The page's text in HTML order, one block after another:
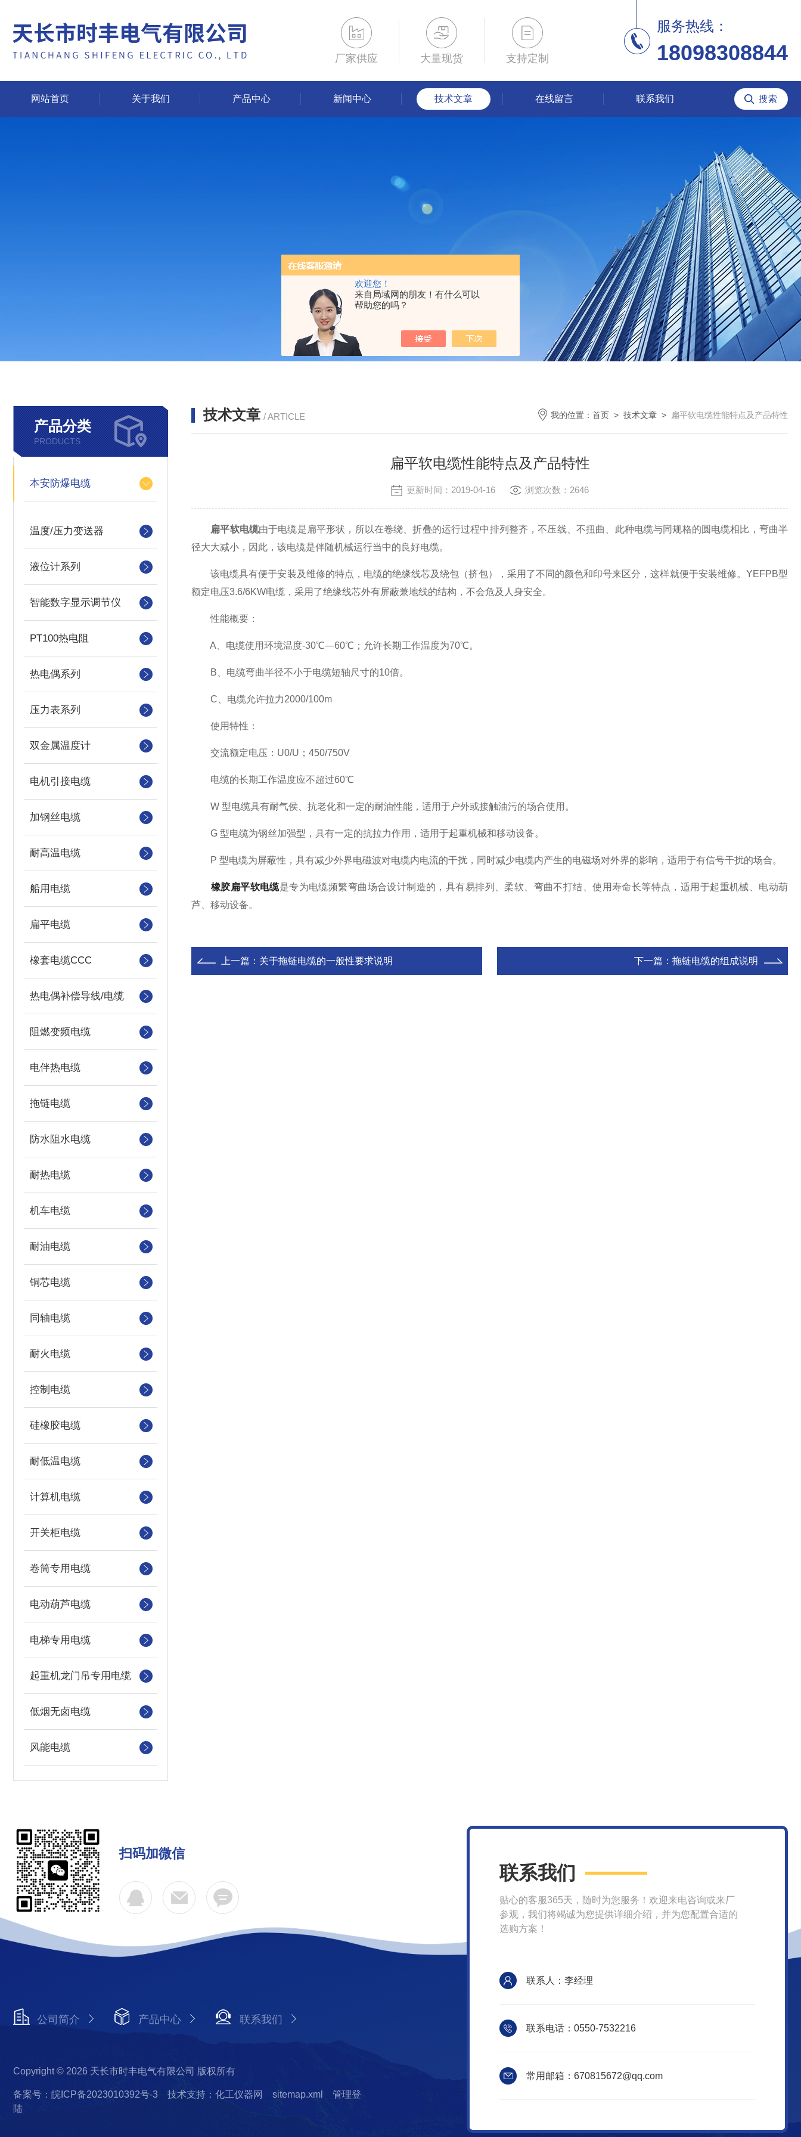
欢迎您！
来自局域网的朋友！有什么可以
帮助您的吗？
厂家供应 大量现货 支持定制
服务热线：
18098308844
网站首页 关于我们 产品中心 新闻中心 技术文章 在线留言 联系我们
产品分类
PRODUCTS
本安防爆电缆
温度/压力变送器
液位计系列
智能数字显示调节仪
PT100热电阻
热电偶系列
压力表系列
双金属温度计
电机引接电缆
加钢丝电缆
耐高温电缆
船用电缆
扁平电缆
橡套电缆CCC
热电偶补偿导线/电缆
阻燃变频电缆
电伴热电缆
拖链电缆
防水阻水电缆
耐热电缆
机车电缆
耐油电缆
铜芯电缆
同轴电缆
耐火电缆
控制电缆
硅橡胶电缆
耐低温电缆
计算机电缆
开关柜电缆
卷筒专用电缆
电动葫芦电缆
电梯专用电缆
起重机龙门吊专用电缆
低烟无卤电缆
风能电缆
技术文章 / ARTICLE 我的位置： 首页 > 技术文章 > 扁平软电缆性能特点及产品特性
扁平软电缆性能特点及产品特性
更新时间：2019-04-16 浏览次数：2646
扁平软电缆由于电缆是扁平形状，所以在卷绕、折叠的运行过程中排列整齐，不压线、不扭曲、此种电缆与同规格的圆电缆相比，弯曲半
径大大减小，因此，该电缆是伴随机械运行当中的良好电缆。
该电缆具有便于安装及维修的特点，电缆的绝缘线芯及绕包（挤包），采用了不同的颜色和印号来区分，这样就便于安装维修。YEFPB型
额定电压3.6/6KW电缆，采用了绝缘线芯外有屏蔽兼地线的结构，不会危及人身安全。
性能概要：
A、电缆使用环境温度-30℃—60℃；允许长期工作温度为70℃。
B、电缆弯曲半径不小于电缆短轴尺寸的10倍。
C、电缆允许拉力2000/100m
使用特性：
交流额定电压：U0/U；450/750V
电缆的长期工作温度应不超过60℃
W 型电缆具有耐气侯、抗老化和一定的耐油性能，适用于户外或接触油污的场合使用。
G 型电缆为钢丝加强型，具有一定的抗拉力作用，适用于起重机械和移动设备。
P 型电缆为屏蔽性，具有减少外界电磁波对电缆内电流的干扰，同时减少电缆内产生的电磁场对外界的影响，适用于有信号干扰的场合。
橡胶扁平软电缆是专为电缆频繁弯曲场合设计制造的，具有易排列、柔软、弯曲不打结、使用寿命长等特点，适用于起重机械、电动葫
芦、移动设备。
上一篇： 关于拖链电缆的一般性要求说明 下一篇： 拖链电缆的组成说明
扫码加微信
公司简介 产品中心 联系我们
Copyright © 2026 天长市时丰电气有限公司 版权所有
备案号：皖ICP备2023010392号-3 技术支持：化工仪器网 sitemap.xml
管理登
陆
联系我们
贴心的客服365天，随时为您服务！欢迎来电咨询或来厂
参观，我们将竭诚为您提供详细介绍，并为您配置合适的
选购方案！
联系人：李经理
联系电话：0550-7532216
常用邮箱：670815672@qq.com